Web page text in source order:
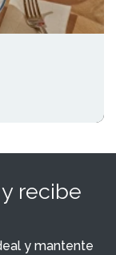
recibe
y mantente